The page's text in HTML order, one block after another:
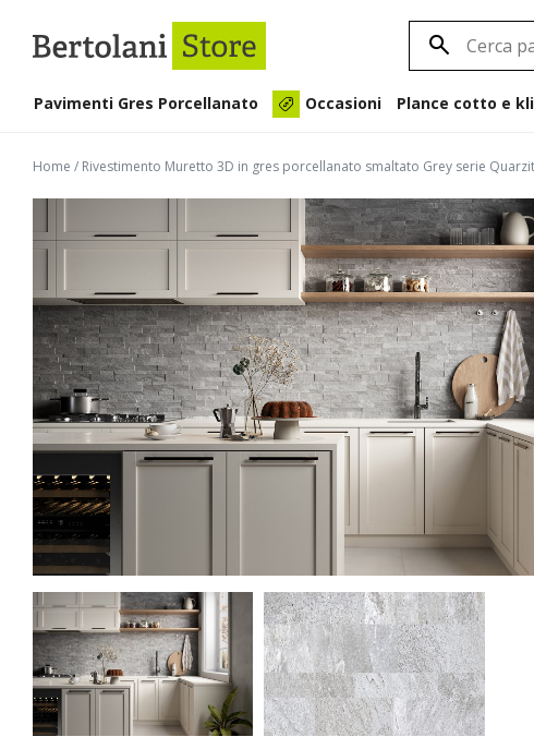
Pavimenti Gres Porcellanato Occasioni Plance cotto e
Home / Rivestimento Muretto 3D in gres porcellanato smaltato Grey serie